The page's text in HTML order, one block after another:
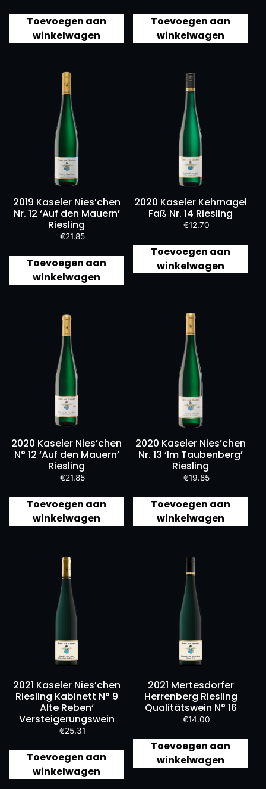
Toevoegen aan
winkelwagen
Toevoegen aan
winkelwagen
2019 Kaseler Nies’chen
Nr. 12 ‘Auf den Mauern’
Riesling
€21.85
Toevoegen aan
winkelwagen
2020 Kaseler Kehrnagel
Faß Nr. 14 Riesling
€12.70
Toevoegen aan
winkelwagen
2020 Kaseler Nies’chen
N° 12 ‘Auf den Mauern’
Riesling
€21.85
Toevoegen aan
winkelwagen
2020 Kaseler Nies’chen
Nr. 13 ‘Im Taubenberg’
Riesling
€19.85
Toevoegen aan
winkelwagen
2021 Kaseler Nies’chen
Riesling Kabinett N° 9
Alte Reben‘
Versteigerungswein
€25.31
Toevoegen aan
winkelwagen
2021 Mertesdorfer
Herrenberg Riesling
Qualitätswein N° 16
€14.00
Toevoegen aan
winkelwagen